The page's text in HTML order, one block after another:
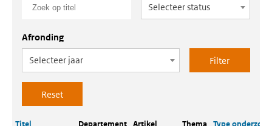
Selecteer status
Afronding
Selecteer jaar
Titel Departement Artikel Thema Type onderzoek